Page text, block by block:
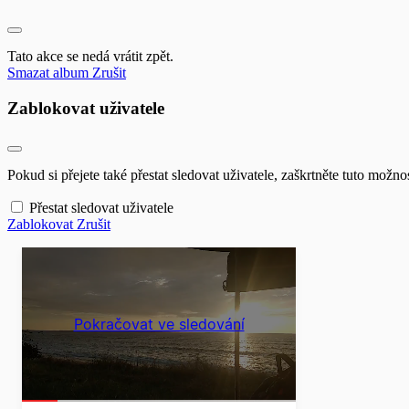
Tato akce se nedá vrátit zpět.
Smazat album Zrušit
Zablokovat uživatele
Pokud si přejete také přestat sledovat uživatele, zaškrtněte tuto
Přestat sledovat uživatele
Zablokovat Zrušit
Pokračovat ve sledování